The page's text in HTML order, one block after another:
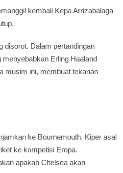
kembali Kepa Arrizabalaga
disorot. Dalam pertandingan
Erling Haaland
musim ini, membuat tekanan
ke Bournemouth. Kiper asal
ke kompetisi Eropa.
apakah Chelsea akan